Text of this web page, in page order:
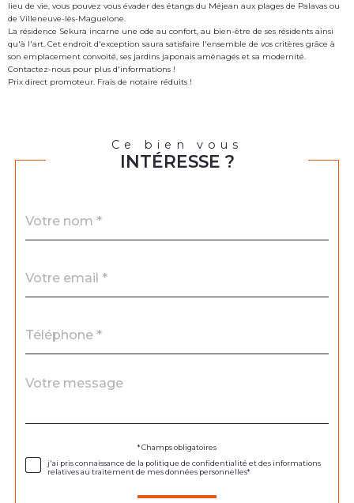
lieu de vie, vous pouvez vous évader des étangs du Méjean aux plages de Palavas ou
de Villeneuve-lès-Maguelone.
La résidence Sekura incarne une ode au confort, au bien-être de ses résidents ainsi
qu'à l'art. Cet endroit d'exception saura satisfaire l'ensemble de vos critères grâce à
son emplacement convoité, ses jardins japonais aménagés et sa modernité.
Contactez-nous pour plus d'informations !
Prix direct promoteur. Frais de notaire réduits !
Ce bien vous
INTÉRESSE ?
par
défaut
*
*
*
Fieldset
Message
*
* Champs obligatoires
j'ai pris connaissance de la politique de confidentialité et des informations
relatives au traitement de mes données personnelles*